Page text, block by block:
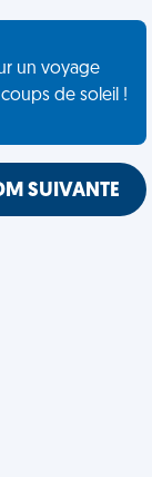
un voyage
de soleil !
SUIVANTE